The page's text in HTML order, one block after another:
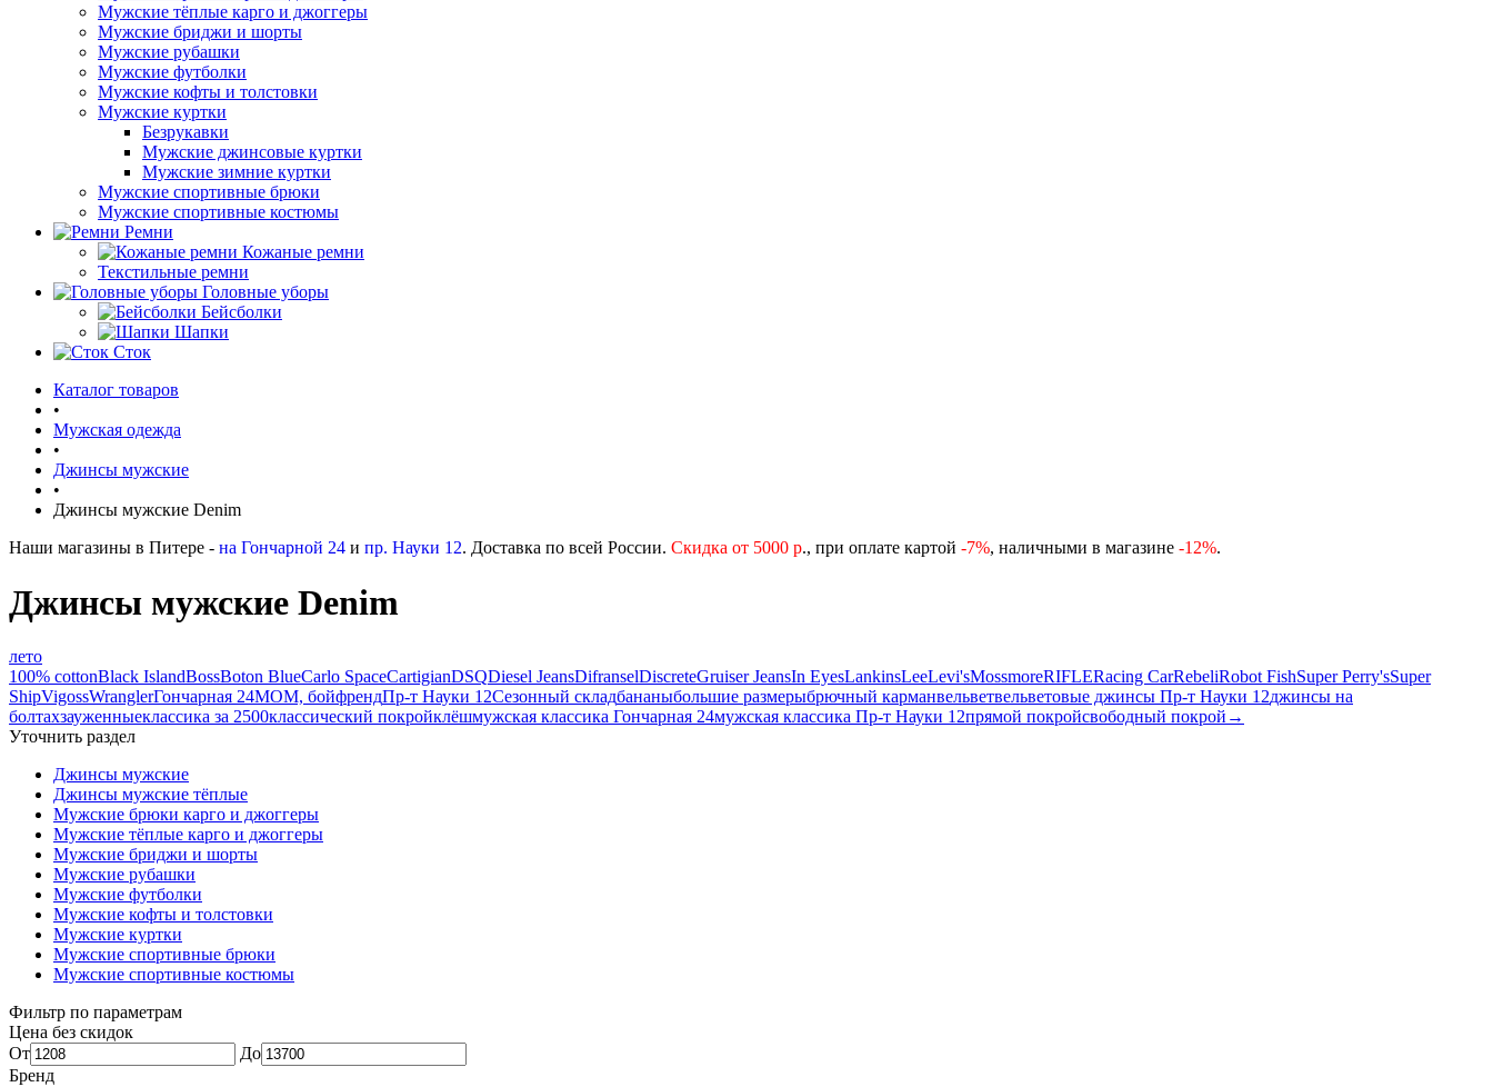
Мужские тёплые карго и джоггеры
Мужские бриджи и шорты
Мужские рубашки
Мужские футболки
Мужские кофты и толстовки
Мужские куртки
Безрукавки
Мужские джинсовые куртки
Мужские зимние куртки
Мужские спортивные брюки
Мужские спортивные костюмы
Ремни
Кожаные ремни
Текстильные ремни
Головные уборы
Бейсболки
Шапки
Сток
Каталог товаров
•
Мужская одежда
•
Джинсы мужские
•
Джинсы мужские Denim
Наши магазины в Питере - на Гончарной 24 и пр. Науки 12. Доставка по всей России. Скидка от 5000 р., при оплате картой -7%, наличными в магазине -12%.
Джинсы мужские Denim
лето
100% cottonBlack IslandBossBoton BlueCarlo SpaceCartigianDSQDiesel JeansDifranselDiscreteGruiser JeansIn EyesLankinsLeeLevi'sMossmoreRIFLERacing CarRebeliRobot FishSuper Perry'sSuper
ShipVigossWranglerГончарная 24МОМ, бойфрендПр-т Науки 12Сезонный складбананыбольшие размерыбрючный карманвельветвельветовые джинсы Пр-т Науки 12джинсы на
болтахзауженныеклассика за 2500классический покройклёшмужская классика Гончарная 24мужская классика Пр-т Науки 12прямой покройсвободный покрой →
Уточнить раздел
Джинсы мужские
Джинсы мужские тёплые
Мужские брюки карго и джоггеры
Мужские тёплые карго и джоггеры
Мужские бриджи и шорты
Мужские рубашки
Мужские футболки
Мужские кофты и толстовки
Мужские куртки
Мужские спортивные брюки
Мужские спортивные костюмы
Фильтр по параметрам
Цена без скидок
От
До
Бренд